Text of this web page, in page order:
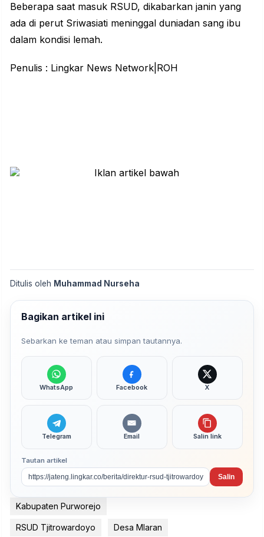
Beberapa saat masuk RSUD, dikabarkan janin yang
ada di perut Sriwasiati meninggal duniadan sang ibu
dalam kondisi lemah.
Penulis : Lingkar News Network|ROH
Ditulis oleh Muhammad Nurseha
Bagikan artikel ini
Sebarkan ke teman atau simpan tautannya.
WhatsApp Facebook X
Telegram Email Salin link
Tautan artikel
Salin
Kabupaten Purworejo
RSUD Tjitrowardoyo Desa Mlaran